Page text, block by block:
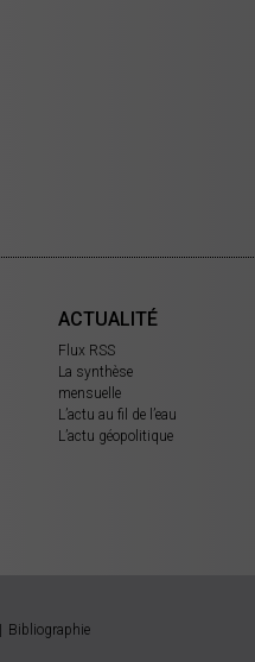
ACTUALITÉ
Flux RSS
La synthèse
mensuelle
L’actu au fil de l’eau
L’actu géopolitique
Bibliographie